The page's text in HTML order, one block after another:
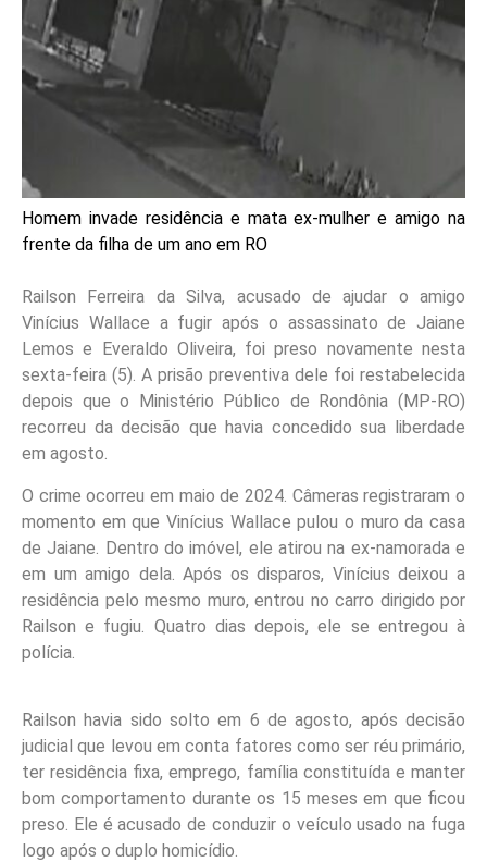
Homem invade residência e mata ex-mulher e amigo na
frente da filha de um ano em RO
Railson Ferreira da Silva, acusado de ajudar o amigo
Vinícius Wallace a fugir após o assassinato de Jaiane
Lemos e Everaldo Oliveira, foi preso novamente nesta
sexta-feira (5). A prisão preventiva dele foi restabelecida
depois que o Ministério Público de Rondônia (MP-RO)
recorreu da decisão que havia concedido sua liberdade
em agosto.
O crime ocorreu em maio de 2024. Câmeras registraram o
momento em que Vinícius Wallace pulou o muro da casa
de Jaiane. Dentro do imóvel, ele atirou na ex-namorada e
em um amigo dela. Após os disparos, Vinícius deixou a
residência pelo mesmo muro, entrou no carro dirigido por
Railson e fugiu. Quatro dias depois, ele se entregou à
polícia.
Railson havia sido solto em 6 de agosto, após decisão
judicial que levou em conta fatores como ser réu primário,
ter residência fixa, emprego, família constituída e manter
bom comportamento durante os 15 meses em que ficou
preso. Ele é acusado de conduzir o veículo usado na fuga
logo após o duplo homicídio.